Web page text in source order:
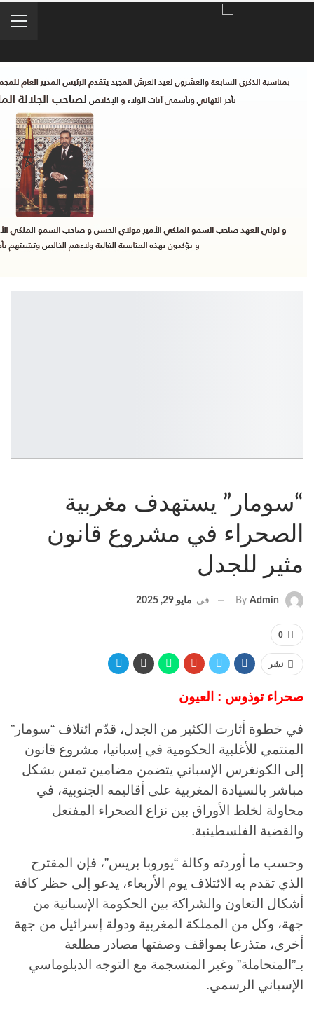
“سومار” يستهدف مغربية
الصحراء في مشروع قانون
مثير للجدل
By Admin في مايو 29, 2025
0
نشر
صحراء توذوس : العيون
في خطوة أثارت الكثير من الجدل، قدّم ائتلاف “سومار”
المنتمي للأغلبية الحكومية في إسبانيا، مشروع قانون
إلى الكونغرس الإسباني يتضمن مضامين تمس بشكل
مباشر بالسيادة المغربية على أقاليمه الجنوبية، في
محاولة لخلط الأوراق بين نزاع الصحراء المفتعل
والقضية الفلسطينية.
وحسب ما أوردته وكالة “يوروبا بريس”، فإن المقترح
الذي تقدم به الائتلاف يوم الأربعاء، يدعو إلى حظر كافة
أشكال التعاون والشراكة بين الحكومة الإسبانية من
جهة، وكل من المملكة المغربية ودولة إسرائيل من جهة
أخرى، متذرعا بمواقف وصفتها مصادر مطلعة
بـ”المتحاملة” وغير المنسجمة مع التوجه الدبلوماسي
الإسباني الرسمي.